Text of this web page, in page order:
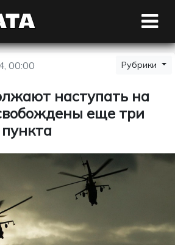
00:00 Рубрики
наступать на
еще три